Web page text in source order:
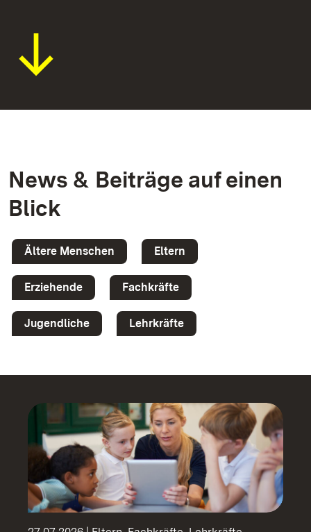
News & Beiträge auf einen
Blick
Ältere Menschen Eltern
Erziehende Fachkräfte
Jugendliche Lehrkräfte